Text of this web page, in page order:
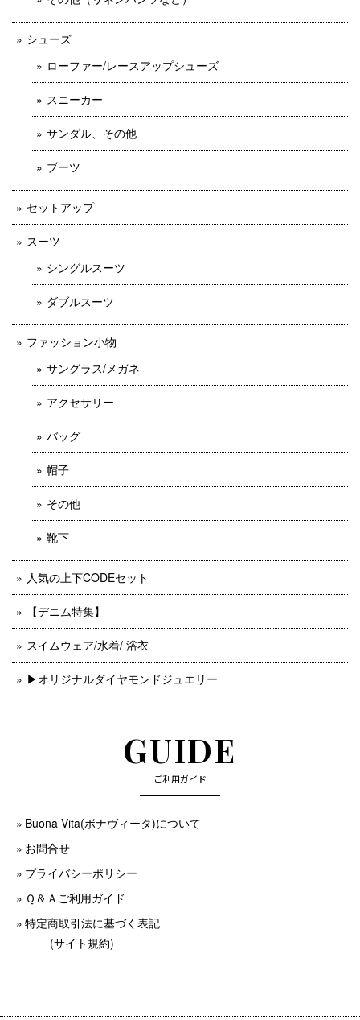
シューズ
ローファー/レースアップシューズ
スニーカー
サンダル、その他
ブーツ
セットアップ
スーツ
シングルスーツ
ダブルスーツ
ファッション小物
サングラス/メガネ
アクセサリー
バッグ
帽子
その他
靴下
人気の上下CODEセット
【デニム特集】
スイムウェア/水着/ 浴衣
▶︎オリジナルダイヤモンドジュエリー
GUIDE
ご利用ガイド
Buona Vita(ボナヴィータ)について
お問合せ
プライバシーポリシー
Ｑ＆Ａご利用ガイド
特定商取引法に基づく表記
(サイト規約)